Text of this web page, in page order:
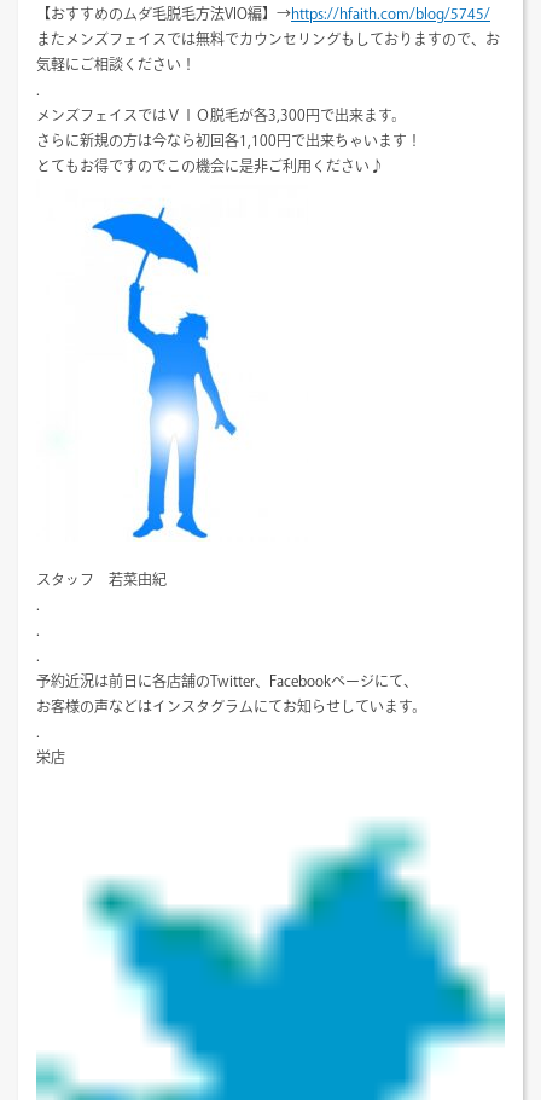
【おすすめのムダ毛脱毛方法VIO編】→https://hfaith.com/blog/5745/
またメンズフェイスでは無料でカウンセリングもしておりますので、お
気軽にご相談ください！
メンズフェイスではＶＩＯ脱毛が各3,300円で出来ます。
さらに新規の方は今なら初回各1,100円で出来ちゃいます！
とてもお得ですのでこの機会に是非ご利用ください♪
スタッフ 若菜由紀
予約近況は前日に各店舗のTwitter、Facebookページにて、
お客様の声などはインスタグラムにてお知らせしています。
栄店